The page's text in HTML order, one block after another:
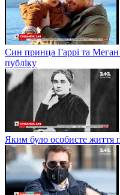
Син принца Гаррі та
публіку
Яким було особисте життя